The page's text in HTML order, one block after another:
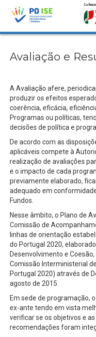
Saltar para o conteúdo
Avaliação e
A Avaliação afere,
produzir os efeitos
coerência, eficácia,
Programas ou políticas,
decisões de política e
De acordo com as
aplicáveis compete à
realização de avaliações
e o impacto de cada
previamente elaborado,
adequado em
Fundos.
Nesse âmbito, o Plano de
Comissão de
linhas de orientação
do Portugal 2020,
Desenvolvimento e
Comissão Interministerial
Portugal 2020) através de
agosto de 2015.
Em sede de programação,
ex-ante tendo em vista
verificar se os objetivos e
recomendações foram